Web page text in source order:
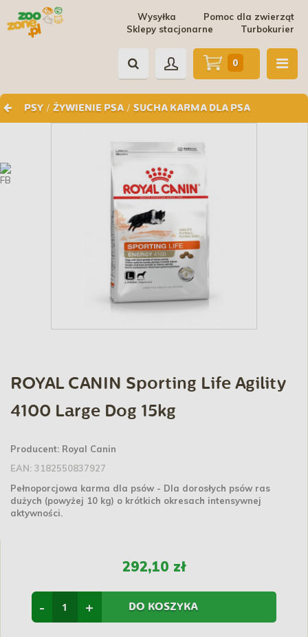
Pomoc dla zwierząt
Wysyłka
Turbokurier
Sklepy stacjonarne
PSY / ŻYWIENIE PSA / SUCHA KARMA DLA PSA
0
ROYAL CANIN Sporting Life Agility
4100 Large Dog 15kg
Producent: Royal Canin
EAN: 3182550837927
Pełnoporcjowa karma dla psów - Dla dorosłych psów ras
dużych (powyżej 10 kg) o krótkich okresach intensywnej
aktywności.
292,10 zł
+
- DO KOSZYKA